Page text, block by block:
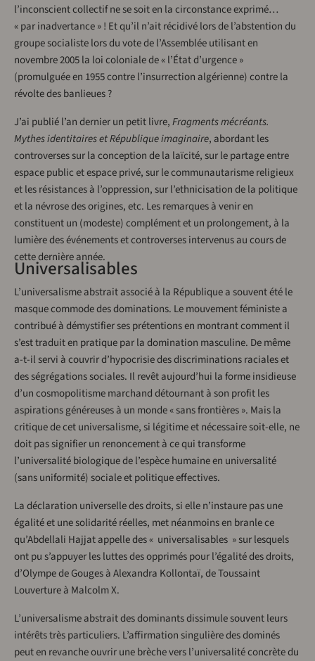
l’inconscient collectif ne se soit en la circonstance exprimé…
« par inadvertance » ! Et qu’il n’ait récidivé lors de l’abstention du
groupe socialiste lors du vote de l’Assemblée utilisant en
novembre 2005 la loi coloniale de « l’État d’urgence »
(promulguée en 1955 contre l’insurrection algérienne) contre la
révolte des banlieues ?
J’ai publié l’an dernier un petit livre,Fragments mécréants.
Mythes identitaires et République imaginaire, abordant les
controverses sur la conception de la laïcité, sur le partage entre
espace public et espace privé, sur le communautarisme religieux
et les résistances à l’oppression, sur l’ethnicisation de la politique
et la névrose des origines, etc. Les remarques à venir en
constituent un (modeste) complément et un prolongement, à la
lumière des événements et controverses intervenus au cours de
cette dernière année.
Universalisables
L’universalisme abstrait associé à la République a souvent été le
masque commode des dominations. Le mouvement féministe a
contribué à démystifier ses prétentions en montrant comment il
s’est traduit en pratique par la domination masculine. De même
a-t-il servi à couvrir d’hypocrisie des discriminations raciales et
des ségrégations sociales. Il revêt aujourd’hui la forme insidieuse
d’un cosmopolitisme marchand détournant à son profit les
aspirations généreuses à un monde « sans frontières ». Mais la
critique de cet universalisme, si légitime et nécessaire soit-elle, ne
doit pas signifier un renoncement à ce qui transforme
l’universalité biologique de l’espèce humaine en universalité
(sans uniformité) sociale et politique effectives.
La déclaration universelle des droits, si elle n’instaure pas une
égalité et une solidarité réelles, met néanmoins en branle ce
qu’Abdellali Hajjat appelle des « universalisables » sur lesquels
ont pu s’appuyer les luttes des opprimés pour l’égalité des droits,
d’Olympe de Gouges à Alexandra Kollontaï, de Toussaint
Louverture à Malcolm X.
L’universalisme abstrait des dominants dissimule souvent leurs
intérêts très particuliers. L’affirmation singulière des dominés
peut en revanche ouvrir une brèche vers l’universalité concrète du